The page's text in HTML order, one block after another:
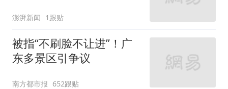
澎湃新闻 1跟贴
被指“不刷脸不让进”！广
东多景区引争议
南方都市报 652跟贴